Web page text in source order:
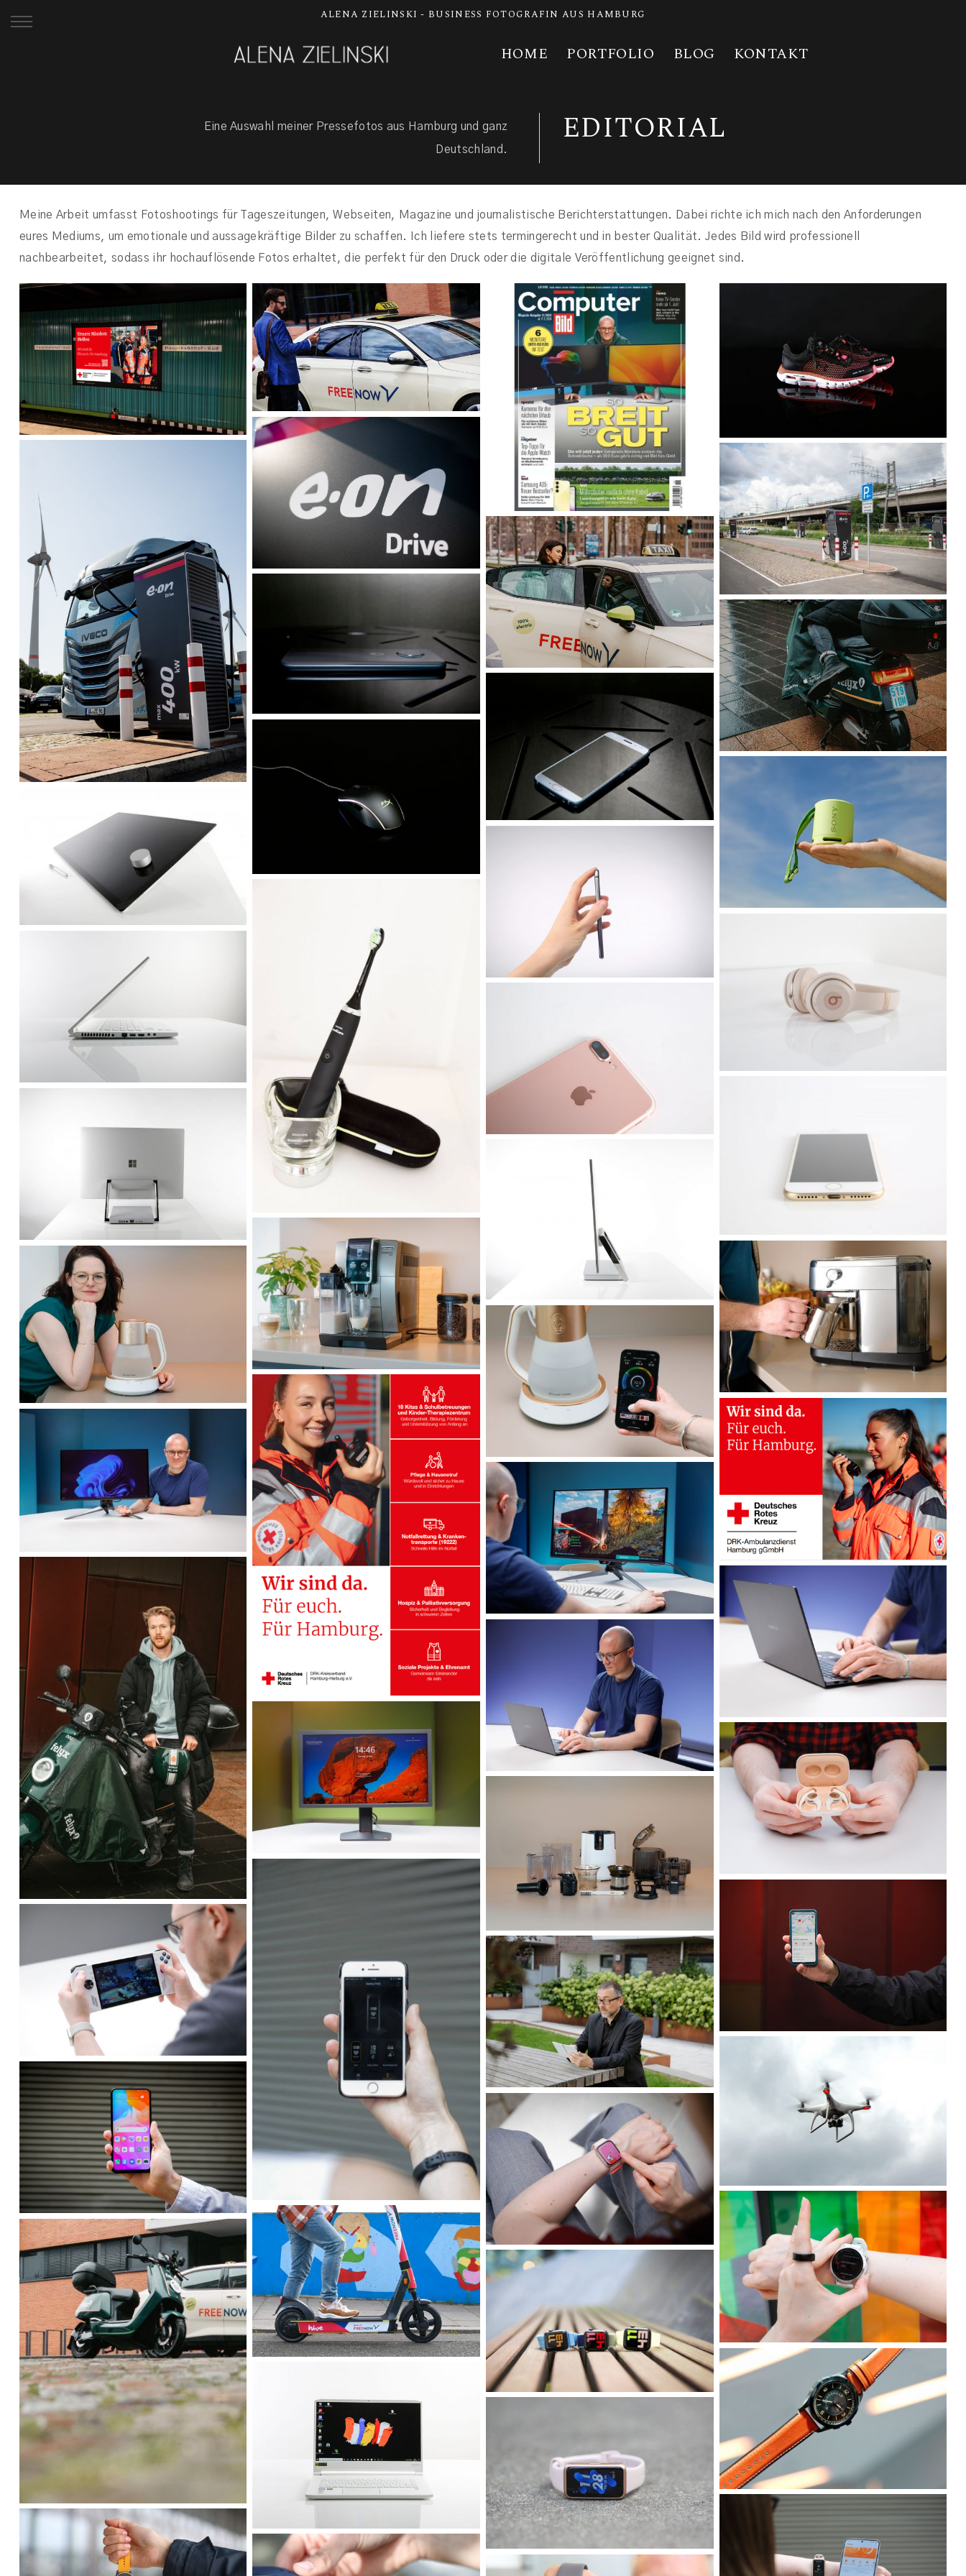
ALENA ZIELINSKI - BUSINESS FOTOGRAFIN AUS HAMBURG
HOME PORTFOLIO BLOG KONTAKT
Eine Auswahl meiner Pressefotos aus Hamburg und ganz
Deutschland.
EDITORIAL
Meine Arbeit umfasst Fotoshootings für Tageszeitungen, Webseiten, Magazine und journalistische Berichterstattungen. Dabei richte ich mich nach den Anforderungen
eures Mediums, um emotionale und aussagekräftige Bilder zu schaffen. Ich liefere stets termingerecht und in bester Qualität. Jedes Bild wird professionell
nachbearbeitet, sodass ihr hochauflösende Fotos erhaltet, die perfekt für den Druck oder die digitale Veröffentlichung geeignet sind.